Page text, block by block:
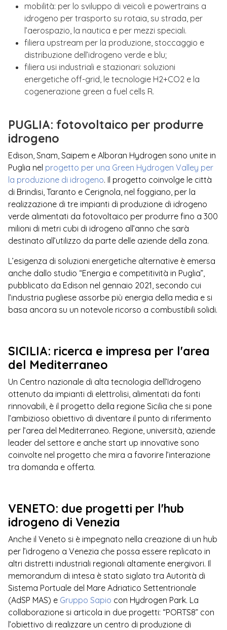
mobilità: per lo sviluppo di veicoli e powertrains a
idrogeno per trasporto su rotaia, su strada, per
l’aerospazio, la nautica e per mezzi speciali.
filiera upstream per la produzione, stoccaggio e
distribuzione dell’idrogeno verde e blu;
filiera usi industriali e stazionari: soluzioni
energetiche off-grid, le tecnologie H2+CO2 e la
cogenerazione green a fuel cells R.
PUGLIA: fotovoltaico per produrre
idrogeno
Edison, Snam, Saipem e Alboran Hydrogen sono unite in
Puglia nel progetto per una Green Hydrogen Valley per
la produzione di idrogeno. Il progetto coinvolge le città
di Brindisi, Taranto e Cerignola, nel foggiano, per la
realizzazione di tre impianti di produzione di idrogeno
verde alimentati da fotovoltaico per produrre fino a 300
milioni di metri cubi di idrogeno all’anno che sarà
destinato all’utilizzo da parte delle aziende della zona.
L’esigenza di soluzioni energetiche alternative è emersa
anche dallo studio “Energia e competitività in Puglia”,
pubblicato da Edison nel gennaio 2021, secondo cui
l’industria pugliese assorbe più energia della media e si
basa ancora su un notevole ricorso a combustibili solidi.
SICILIA: ricerca e impresa per l'area
del Mediterraneo
Un Centro nazionale di alta tecnologia dell’Idrogeno
ottenuto da impianti di elettrolisi, alimentati da fonti
rinnovabili, è il progetto della regione Sicilia che si pone
l’ambizioso obiettivo di diventare il punto di riferimento
per l’area del Mediterraneo. Regione, università, aziende
leader del settore e anche start up innovative sono
coinvolte nel progetto che mira a favorire l’interazione
tra domanda e offerta.
VENETO: due progetti per l'hub
idrogeno di Venezia
Anche il Veneto si è impegnato nella creazione di un hub
per l’idrogeno a Venezia che possa essere replicato in
altri distretti industriali regionali altamente energivori. Il
memorandum di intesa è stato siglato tra Autorità di
Sistema Portuale del Mare Adriatico Settentrionale
(AdSP MAS) e Gruppo Sapio con Hydrogen Park. La
collaborazione si articola in due progetti: “PORTS8” con
l’obiettivo di realizzare un centro di produzione di